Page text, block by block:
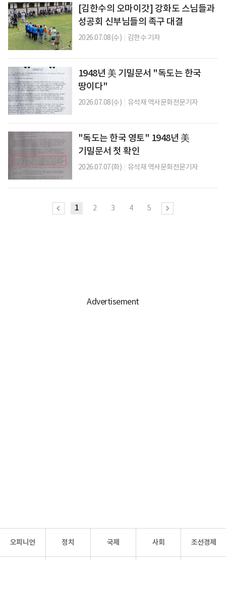
[김한수의 오마이갓] 강화도 스님들과
성공회 신부님들의 족구 대결
2026.07.08(수) 김한수 기자
1948년 美 기밀문서 "독도는 한국
땅이다"
2026.07.08(수) 유석재 역사문화전문기자
"독도는 한국 영토" 1948년 美
기밀문서 첫 확인
2026.07.07(화) 유석재 역사문화전문기자
1 2 3 4 5
오피니언 정치 국제 사회 조선경제